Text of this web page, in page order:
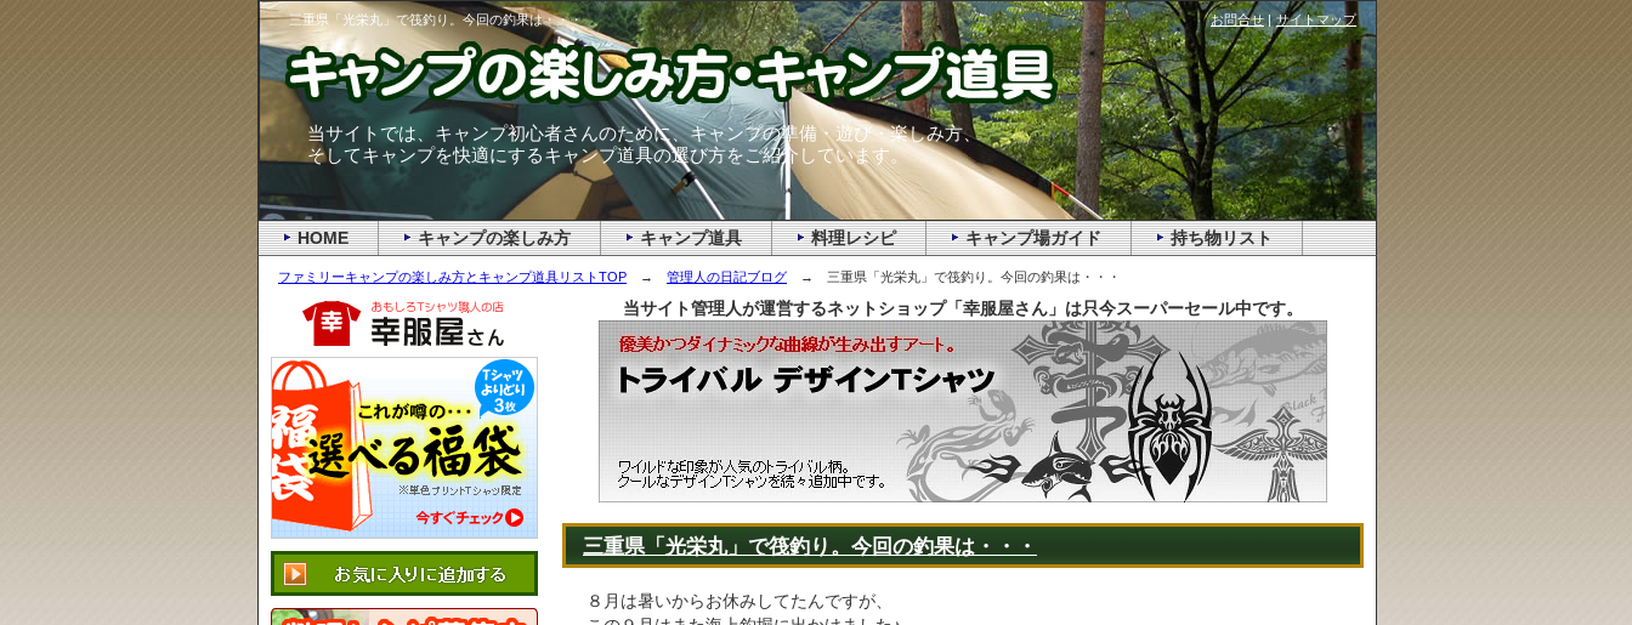
三重県「光栄丸」で筏釣り。今回の釣果は・・・
当サイト管理人が運営するネットショップ「幸服屋さん」は只今スーパーセール中です。
三重県「光栄丸」で筏釣り。今回の釣果は・・・
８月は暑いからお休みしてたんですが、
当サイトでは、キャンプ初心者さんのために、キャンプの準備・遊び・楽しみ方、
そしてキャンプを快適にするキャンプ道具の選び方をご紹介しています。
お問合せ | サイトマップ
HOME キャンプの楽しみ方 キャンプ道具 料理レシピ キャンプ場ガイド 持ち物リスト
ファミリーキャンプの楽しみ方とキャンプ道具リストTOP → 管理人の日記ブログ → 三重県「光栄丸」で筏釣り。今回の釣果は・・・